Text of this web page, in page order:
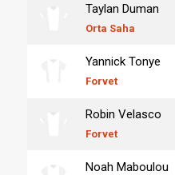
Taylan Duman
Orta Saha
Yannick Tonye
Forvet
Robin Velasco
Forvet
Noah Maboulou